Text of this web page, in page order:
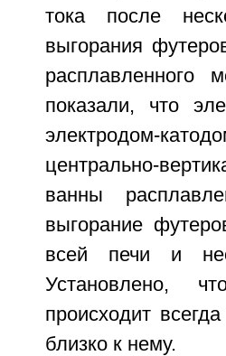
тока после
выгорания
расплавленного
показали, что
электродом-
центрально-
ванны
выгорание
всей печи и
Установлено,
происходит
близко к нему.